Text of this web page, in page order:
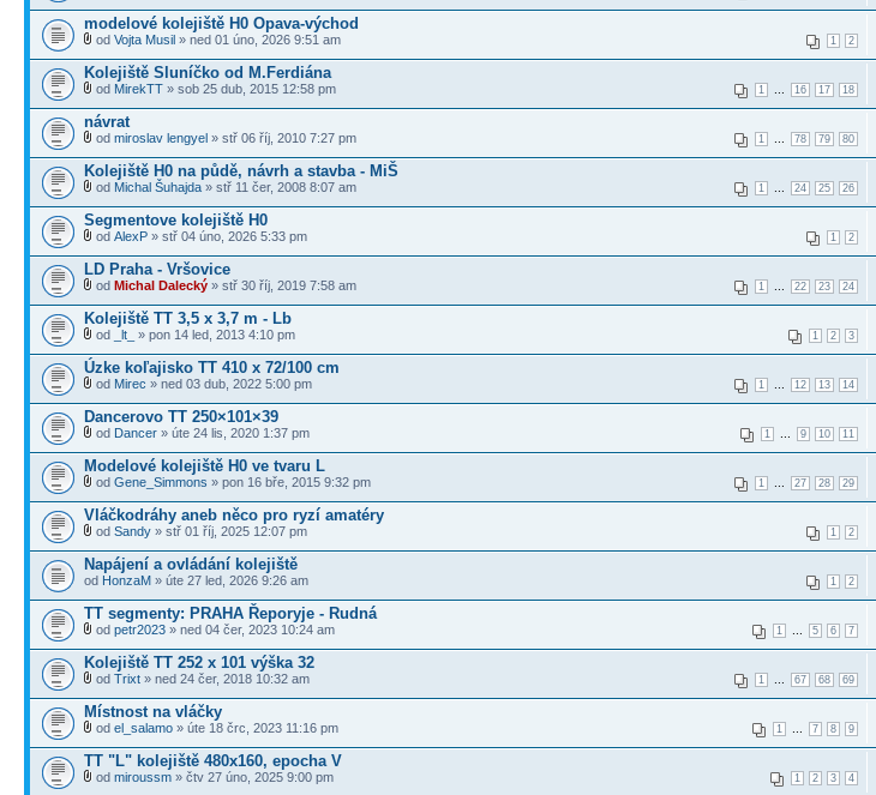
modelové kolejiště H0 Opava-východ
1 2
od Vojta Musil » ned 01 úno, 2026 9:51 am
Kolejiště Sluníčko od M.Ferdiána
1 16 17 18
od MirekTT » sob 25 dub, 2015 12:58 pm
návrat
1 78 79 80
od miroslav lengyel » stř 06 říj, 2010 7:27 pm
Kolejiště H0 na půdě, návrh a stavba - MiŠ
1 24 25 26
od Michal Šuhajda » stř 11 čer, 2008 8:07 am
Segmentove kolejiště H0
1 2
od AlexP » stř 04 úno, 2026 5:33 pm
LD Praha - Vršovice
1 22 23 24
od Michal Dalecký » stř 30 říj, 2019 7:58 am
Kolejiště TT 3,5 x 3,7 m - Lb
1 2 3
od _lt_ » pon 14 led, 2013 4:10 pm
Úzke koľajisko TT 410 x 72/100 cm
1 12 13 14
od Mirec » ned 03 dub, 2022 5:00 pm
Dancerovo TT 250×101×39
1 9 10 11
od Dancer » úte 24 lis, 2020 1:37 pm
Modelové kolejiště H0 ve tvaru L
1 27 28 29
od Gene_Simmons » pon 16 bře, 2015 9:32 pm
Vláčkodráhy aneb něco pro ryzí amatéry
1 2
od Sandy » stř 01 říj, 2025 12:07 pm
Napájení a ovládání kolejiště
1 2
od HonzaM » úte 27 led, 2026 9:26 am
TT segmenty: PRAHA Řeporyje - Rudná
1 5 6 7
od petr2023 » ned 04 čer, 2023 10:24 am
Kolejiště TT 252 x 101 výška 32
1 67 68 69
od Trixt » ned 24 čer, 2018 10:32 am
Místnost na vláčky
1 7 8 9
od el_salamo » úte 18 črc, 2023 11:16 pm
TT "L" kolejiště 480x160, epocha V
1 2 3 4
od miroussm » čtv 27 úno, 2025 9:00 pm